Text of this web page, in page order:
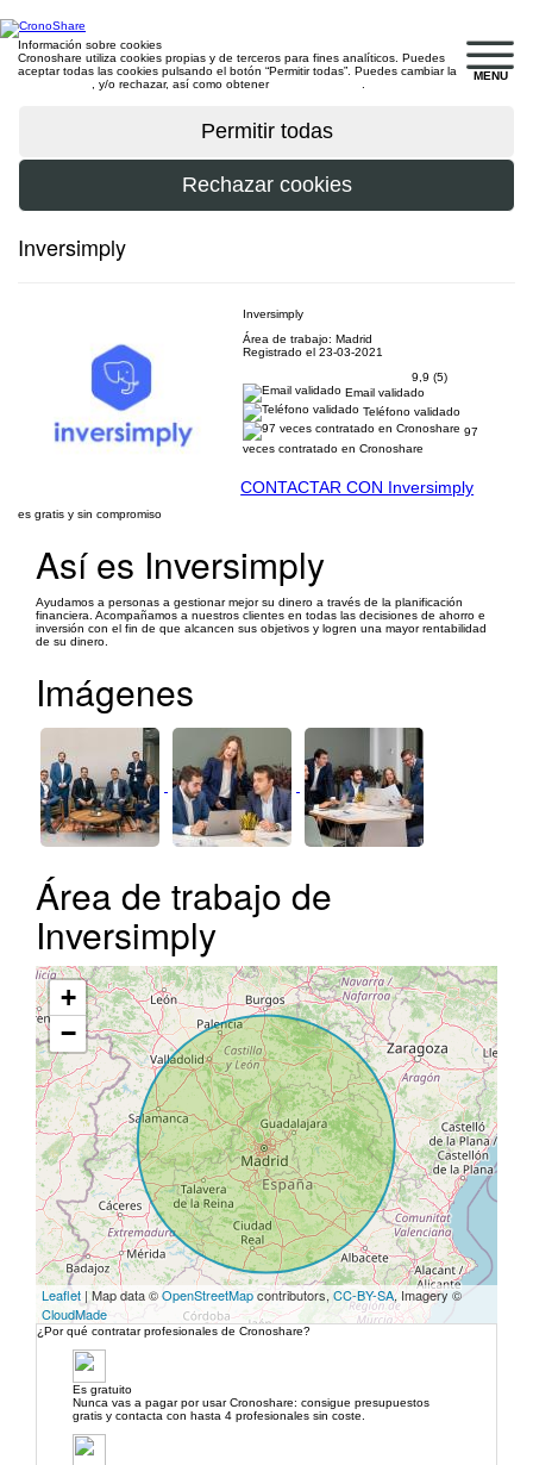
MENU
Información sobre cookies
Cronoshare utiliza cookies propias y de terceros para fines analíticos. Puedes
aceptar todas las cookies pulsando el botón “Permitir todas”. Puedes cambiar la
, y/o rechazar, así como obtener
Inversimply
Inversimply
Área de trabajo: Madrid
Registrado el 23-03-2021
9,9 (5)
Email validado
Teléfono validado
97
veces contratado en Cronoshare
CONTACTAR CON Inversimply
es gratis y sin compromiso
Así es Inversimply
Ayudamos a personas a gestionar mejor su dinero a través de la planificación
financiera. Acompañamos a nuestros clientes en todas las decisiones de ahorro e
inversión con el fin de que alcancen sus objetivos y logren una mayor rentabilidad
de su dinero.
Imágenes
Área de trabajo de
Inversimply
+
−
Leaflet | Map data ©OpenStreetMapcontributors, CC-BY-SA, Imagery ©
CloudMade
¿Por qué contratar profesionales de Cronoshare?
Es gratuito
Nunca vas a pagar por usar Cronoshare: consigue presupuestos
gratis y contacta con hasta 4 profesionales sin coste.